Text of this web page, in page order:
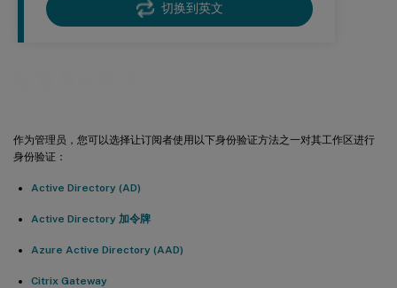
切换到英文
作为管理员，您可以选择让订阅者使用以下身份验证方法之一对其工作区进行
身份验证：
Active Directory (AD)
Active Directory 加令牌
Azure Active Directory (AAD)
Citrix Gateway